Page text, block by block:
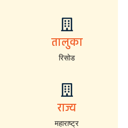
तालुका
रिसोड
राज्य
महाराष्ट्र